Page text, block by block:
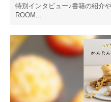
特別インタビュー♪書籍の紹介
ROOM...